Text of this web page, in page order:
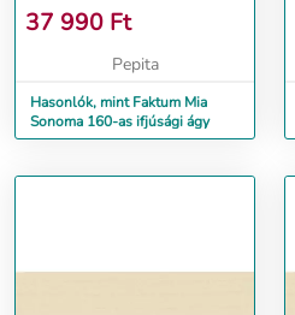
37 990 Ft
Pepita
Hasonlók, mint Faktum Mia
Sonoma 160-as ifjúsági ágy